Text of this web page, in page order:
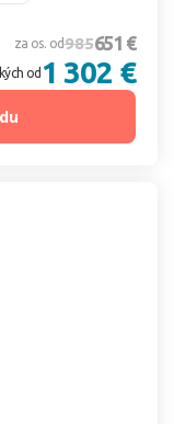
za os. od985651 €
od 1 302 €